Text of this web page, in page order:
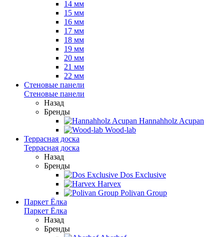
14 мм
15 мм
16 мм
17 мм
18 мм
19 мм
20 мм
21 мм
22 мм
Стеновые панели
Стеновые панели
Назад
Бренды
Hannahholz Acupan
Wood-lab
Террасная доска
Террасная доска
Назад
Бренды
Dos Exclusive
Harvex
Polivan Group
Паркет Ёлка
Паркет Ёлка
Назад
Бренды